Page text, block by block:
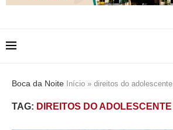
Boca da Noite Início » direitos do adolescente
TAG: DIREITOS DO ADOLESCENTE